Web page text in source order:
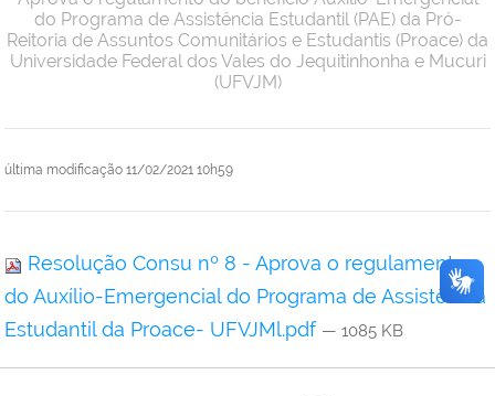
última modificação 11/02/2021 10h59
do Programa de Assistência Estudantil (PAE) da Pró-
Reitoria de Assuntos Comunitários e Estudantis (Proace) da
Universidade Federal dos Vales do Jequitinhonha e Mucuri
(UFVJM)
Resolução Consu nº 8 - Aprova o regulamento
do Auxílio-Emergencial do Programa de Assistência
Estudantil da Proace- UFVJMl.pdf — 1085 KB